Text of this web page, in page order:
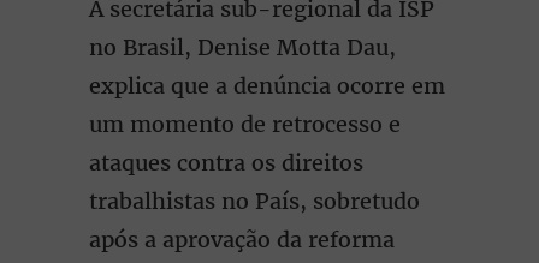
A secretária sub-regional da ISP
no Brasil, Denise Motta Dau,
explica que a denúncia ocorre em
um momento de retrocesso e
ataques contra os direitos
trabalhistas no País, sobretudo
após a aprovação da reforma